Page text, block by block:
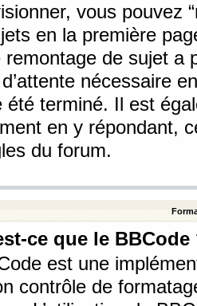
vous pouvez
en la première
remontage de sujet a
nécessaire
été terminé. Il est
en y répondant,
du forum.
ce que le BBCode
est une
contrôle de